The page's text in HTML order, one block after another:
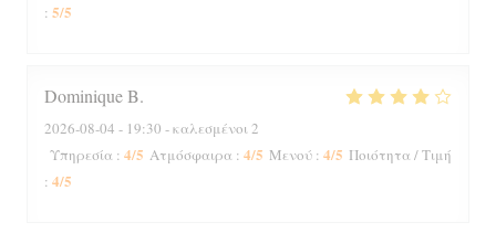
: 5/5
DominiqueB
2026-08-04 - 19:30 - καλεσμένοι 2
Υπηρεσία : 4/5 Ατμόσφαιρα : 4/5 Μενού : 4/5 Ποιότητα / Τιμή
: 4/5